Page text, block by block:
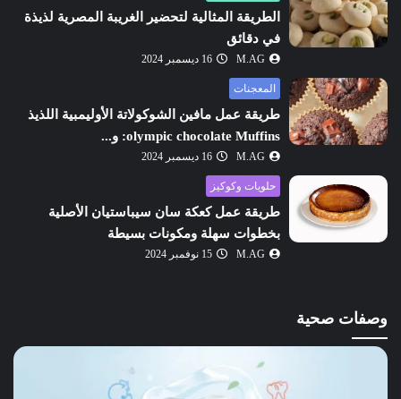
الطريقة المثالية لتحضير الغريبة المصرية لذيذة
في دقائق
M.AG 16 ديسمبر 2024
المعجنات
طريقة عمل مافين الشوكولاتة الأوليمبية اللذيذ
olympic chocolate Muffins: و...
M.AG 16 ديسمبر 2024
حلويات وكوكيز
طريقة عمل كعكة سان سيباستيان الأصلية
بخطوات سهلة ومكونات بسيطة
M.AG 15 نوفمبر 2024
وصفات صحية